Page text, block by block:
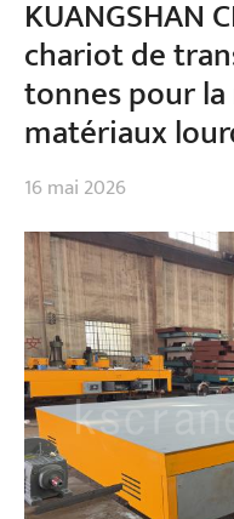
KUANGSHAN
chariot de
tonnes pour
matériaux
16 mai 2026